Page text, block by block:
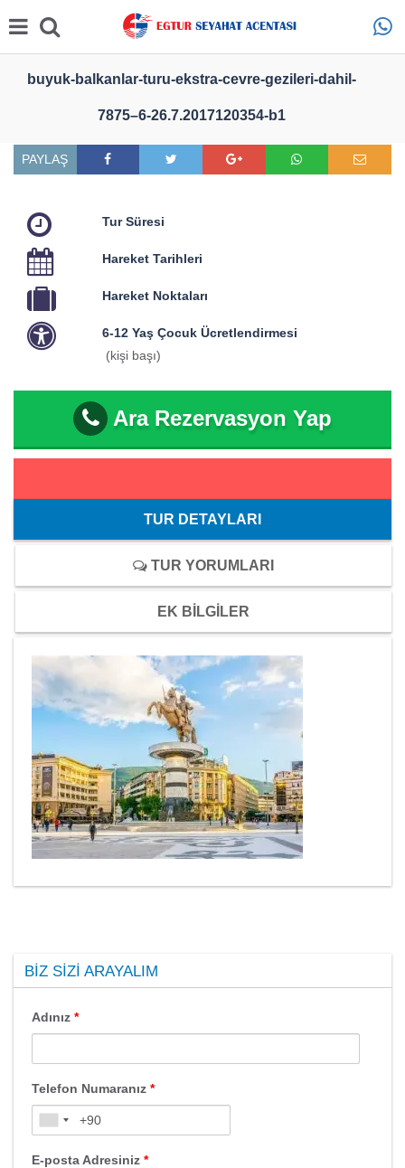
buyuk-balkanlar-turu-ekstra-cevre-gezileri-dahil-
7875–6-26.7.2017120354-b1
PAYLAŞ
Tur Süresi
Hareket Tarihleri
Hareket Noktaları
6-12 Yaş Çocuk Ücretlendirmesi
(kişi başı)
Ara Rezervasyon Yap
TUR DETAYLARI
TUR YORUMLARI
EK BİLGİLER
BIZ SIZI ARAYALIM
Adınız *
Telefon Numaranız *
E-posta Adresiniz *